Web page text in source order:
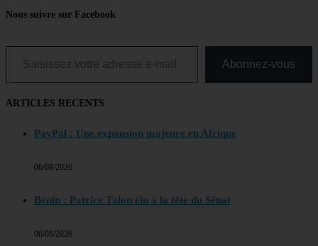
Nous suivre sur Facebook
Saisissez votre adresse e-mail…
Abonnez-vous
ARTICLES RECENTS
PayPal : Une expansion majeure en Afrique
06/08/2026
Bénin : Patrice Talon élu à la tête du Sénat
06/08/2026